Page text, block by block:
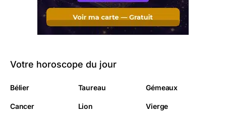
Votre horoscope du jour
Bélier Taureau Gémeaux
Cancer Lion Vierge